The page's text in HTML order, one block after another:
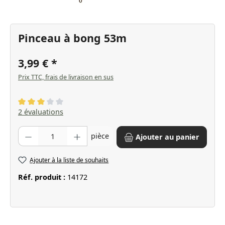
Pinceau à bong 53m
3,99 €
Prix TTC, frais de livraison en sus
Note moyenne de 3 sur 5 étoiles
2 évaluations
Quantité de produit : Entrez la quantité souhaitée ou utilisez les
pièce Ajouter au panier
Ajouter à la liste de souhaits
Réf. produit : 14172